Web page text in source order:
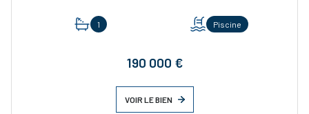
1 Piscine
190 000 €
VOIR LE BIEN